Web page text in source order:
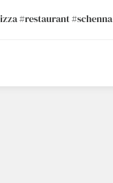
#restaurant #schenna